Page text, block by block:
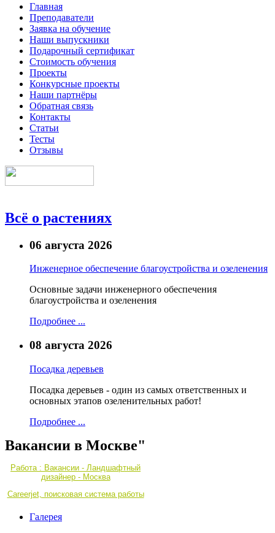
Главная
Преподаватели
Заявка на обучение
Наши выпускники
Подарочный сертификат
Стоимость обучения
Проекты
Конкурсные проекты
Наши партнёры
Обратная связь
Контакты
Статьи
Тесты
Отзывы
Всё о растениях
06 августа 2026
Инженерное обеспечение благоустройства и озеленения
Основные задачи инженерного обеспечения
благоустройства и озеленения
Подробнее ...
08 августа 2026
Посадка деревьев
Посадка деревьев - один из самых ответственных и
основных этапов озеленительных работ!
Подробнее ...
Вакансии в Москве"
Работа : Вакансии - Ландшафтный
дизайнер - Москва
Careerjet, поисковая система работы
Галерея